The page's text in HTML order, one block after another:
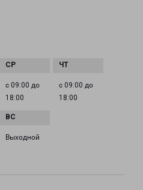
с 09:00 до
18:00
с 09:00 до
18:00
Выходной